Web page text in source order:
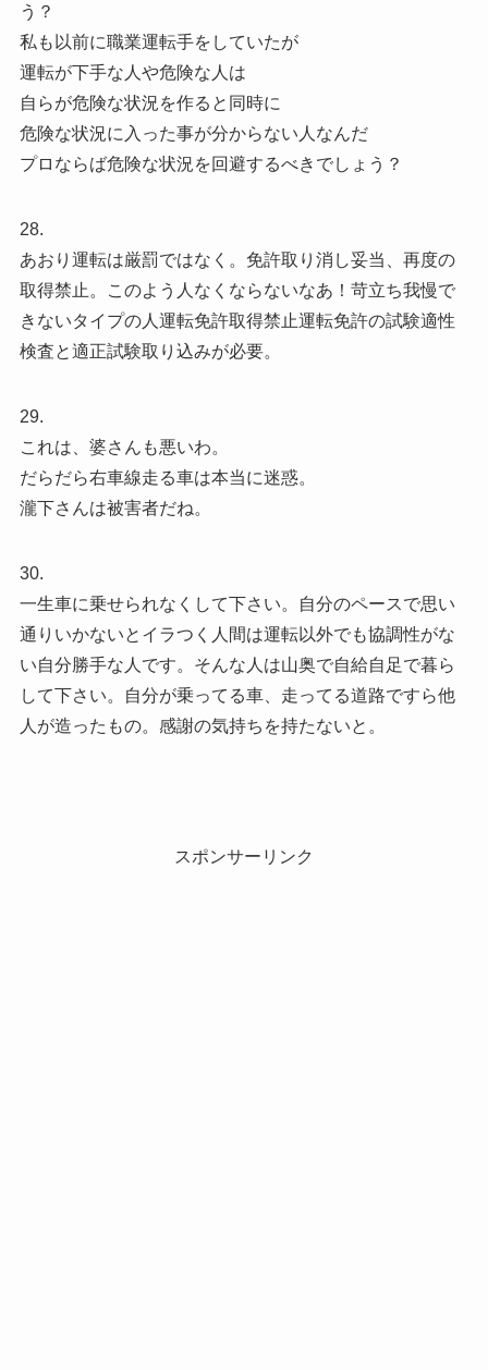
う？
私も以前に職業運転手をしていたが
運転が下手な人や危険な人は
自らが危険な状況を作ると同時に
危険な状況に入った事が分からない人なんだ
プロならば危険な状況を回避するべきでしょう？
28.
あおり運転は厳罰ではなく。免許取り消し妥当、再度の
取得禁止。このよう人なくならないなあ！苛立ち我慢で
きないタイプの人運転免許取得禁止運転免許の試験適性
検査と適正試験取り込みが必要。
29.
これは、婆さんも悪いわ。
だらだら右車線走る車は本当に迷惑。
瀧下さんは被害者だね。
30.
一生車に乗せられなくして下さい。自分のペースで思い
通りいかないとイラつく人間は運転以外でも協調性がな
い自分勝手な人です。そんな人は山奥で自給自足で暮ら
して下さい。自分が乗ってる車、走ってる道路ですら他
人が造ったもの。感謝の気持ちを持たないと。
スポンサーリンク